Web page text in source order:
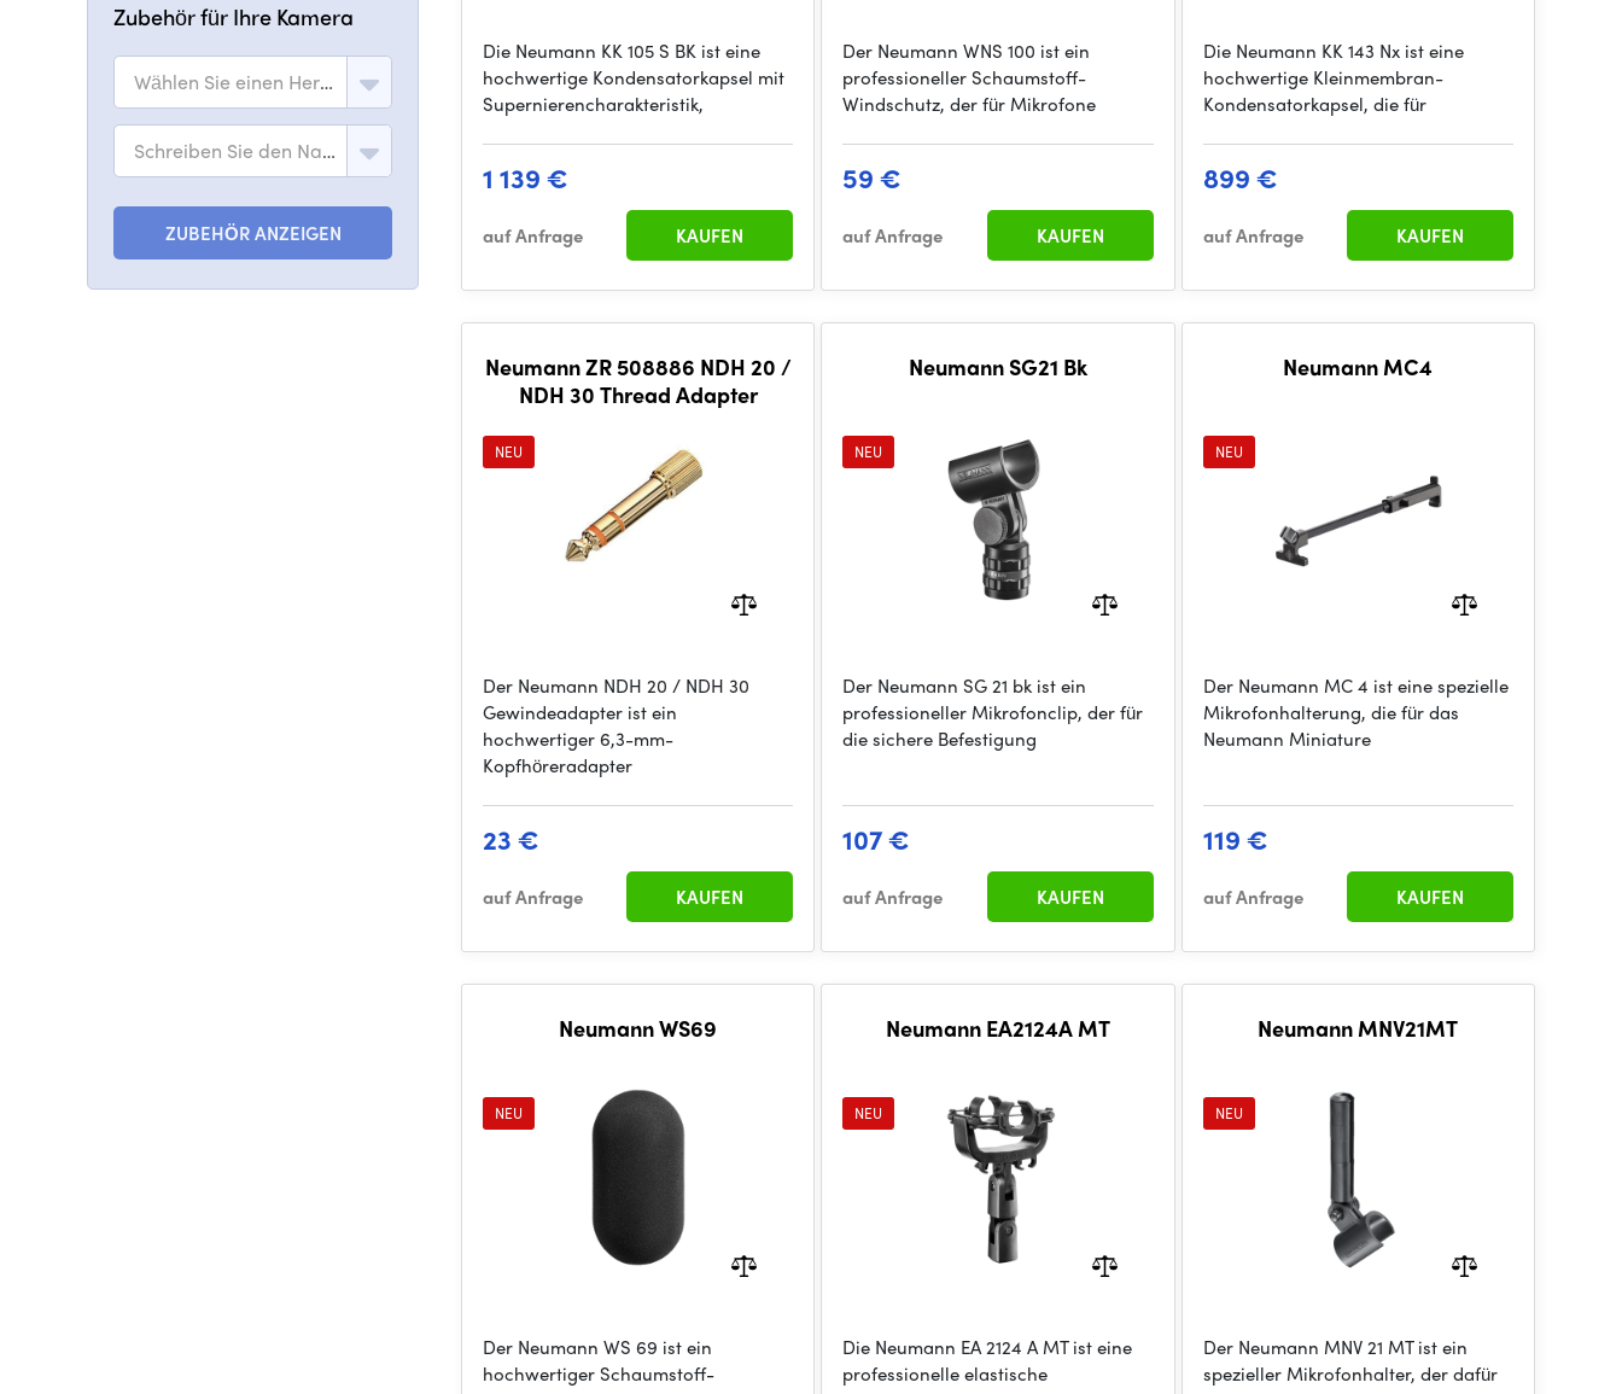
Zubehör für Ihre Kamera
Wählen Sie einen Hersteller
Schreiben Sie den Namen des Modells
ZUBEHÖR ANZEIGEN
Die Neumann KK 105 S BK ist eine
hochwertige Kondensatorkapsel mit
Supernierencharakteristik,
1 139 €
auf Anfrage KAUFEN
Der Neumann WNS 100 ist ein
professioneller Schaumstoff-
Windschutz, der für Mikrofone
59 €
auf Anfrage KAUFEN
Die Neumann KK 143 Nx ist eine
hochwertige Kleinmembran-
Kondensatorkapsel, die für
899 €
auf Anfrage KAUFEN
Neumann ZR 508886 NDH 20 /
NDH 30 Thread Adapter
NEU
Der Neumann NDH 20 / NDH 30
Gewindeadapter ist ein
hochwertiger 6,3-mm-
Kopfhöreradapter
23 €
auf Anfrage KAUFEN
Neumann SG21 Bk
NEU
Der Neumann SG 21 bk ist ein
professioneller Mikrofonclip, der für
die sichere Befestigung
107 €
auf Anfrage KAUFEN
Neumann MC4
NEU
Der Neumann MC 4 ist eine spezielle
Mikrofonhalterung, die für das
Neumann Miniature
119 €
auf Anfrage KAUFEN
Neumann WS69
NEU
Der Neumann WS 69 ist ein
hochwertiger Schaumstoff-
Neumann EA2124A MT
NEU
Die Neumann EA 2124 A MT ist eine
professionelle elastische
Neumann MNV21MT
NEU
Der Neumann MNV 21 MT ist ein
spezieller Mikrofonhalter, der dafür